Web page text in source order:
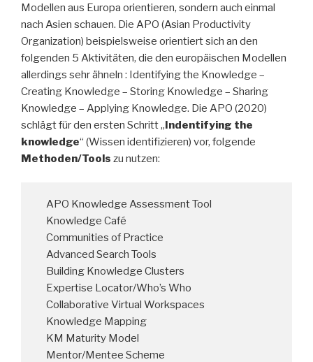
Modellen aus Europa orientieren, sondern auch einmal
nach Asien schauen. Die APO (Asian Productivity
Organization) beispielsweise orientiert sich an den
folgenden 5 Aktivitäten, die den europäischen Modellen
allerdings sehr ähneln : Identifying the Knowledge –
Creating Knowledge – Storing Knowledge – Sharing
Knowledge – Applying Knowledge. Die APO (2020)
schlägt für den ersten Schritt „Indentifying the
knowledge“ (Wissen identifizieren) vor, folgende
Methoden/Tools zu nutzen:
APO Knowledge Assessment Tool
Knowledge Café
Communities of Practice
Advanced Search Tools
Building Knowledge Clusters
Expertise Locator/Who’s Who
Collaborative Virtual Workspaces
Knowledge Mapping
KM Maturity Model
Mentor/Mentee Scheme